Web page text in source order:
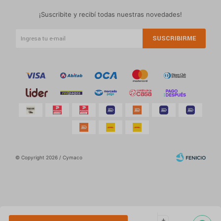
consultas
¡Suscribite y recibí todas nuestras novedades!
SUSCRIBIRME
© Copyright 2026 / Cymaco